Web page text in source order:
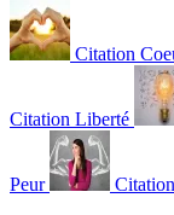
Citation
Citation Liberté
Peur